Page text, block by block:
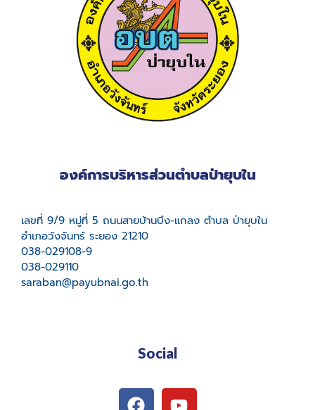
องค์การบริหารส่วนตำบลป่ายุบใน
เลขที่ 9/9 หมู่ที่ 5 ถนนสายบ้านบึง-แกลง ตำบล ป่ายุบใน
อำเภอวังจันทร์ ระยอง 21210
038-029108-9
038-029110
saraban@payubnai.go.th
Social